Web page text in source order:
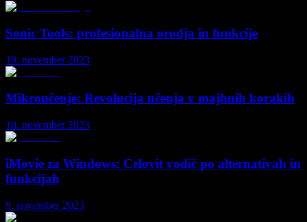
Sonic Tools: profesionalna orodja in funkcije
19. november 2023
Mikroučenje: Revolucija učenja v majhnih korakih
10. november 2023
iMovie za Windows: Celovit vodič po alternativah in
funkcijah
9. november 2023